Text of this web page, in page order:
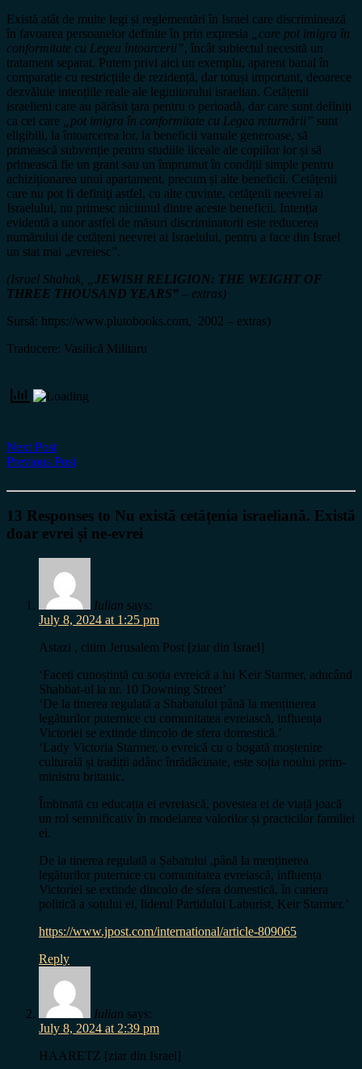
Există atât de multe legi și reglementări în Israel care discriminează
în favoarea persoanelor definite în prin expresia
„care pot imigra în
conformitate cu Legea întoarcerii”, încât subiectul necesită un
tratament separat. Putem privi aici un exemplu, aparent banal în
comparație cu restricțiile de rezidență, dar totuși important, deoarece
dezvăluie intențiile reale ale legiuitorului israelian. Cetățenii
israelieni care au părăsit țara pentru o perioadă, dar care sunt definiți
ca cei care „pot imigra în conformitate cu Legea returnării” sunt
eligibili, la întoarcerea lor, la beneficii vamale generoase, să
primească subvenție pentru studiile liceale ale copiilor lor și să
primească fie un grant sau un împrumut în condiții simple pentru
achiziționarea unui apartament, precum și alte beneficii. Cetăţenii
care nu pot fi definiţi astfel, cu alte cuvinte, cetăţenii neevrei ai
Israelului, nu primesc niciunul dintre aceste beneficii. Intenția
evidentă a unor astfel de măsuri discriminatorii este reducerea
numărului de cetățeni neevrei ai Israelului, pentru a face din Israel
un stat mai „evreiesc”.
(Israel Shahak, „ JEWISH RELIGION: THE WEIGHT OF
THREE THOUSAND YEARS” – extras)
Sursă: https://www.plutobooks.com, 2002 – extras)
Traducere: Vasilică Militaru
Next Post
Previous Post
13 Responses to Nu există cetățenia israeliană. Există
doar evrei și ne-evrei
Iulian says:
July 8, 2024 at 1:25 pm
Astazi , citim Jerusalem Post [ziar din Israel]
‘Faceți cunoștință cu soția evreică a lui Keir Starmer, aducând
Shabbat-ul la nr. 10 Downing Street’
‘De la tinerea regulată a Shabatului până la menținerea
legăturilor puternice cu comunitatea evreiască, influența
Victoriei se extinde dincolo de sfera domestică.’
‘Lady Victoria Starmer, o evreică cu o bogată moștenire
culturală și tradiții adânc înrădăcinate, este soția noului prim-
ministru britanic.
Îmbinată cu educația ei evreiască, povestea ei de viață joacă
un rol semnificativ în modelarea valorilor și practicilor familiei
ei.
De la tinerea regulată a Șabatului ,până la menținerea
legăturilor puternice cu comunitatea evreiască, influența
Victoriei se extinde dincolo de sfera domestică, în cariera
politică a soțului ei, liderul Partidului Laburist, Keir Starmer.’
https://www.jpost.com/international/article-809065
Reply
Iulian says:
July 8, 2024 at 2:39 pm
HAARETZ [ziar din Israel]